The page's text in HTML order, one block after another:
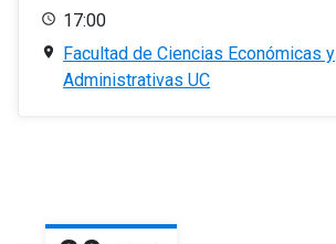
17:00
Facultad de Ciencias Económicas y
Administrativas UC